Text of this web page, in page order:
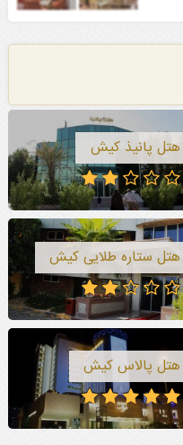
هتل پانیذ کیش
هتل ستاره طلایی کیش
هتل پالاس کیش